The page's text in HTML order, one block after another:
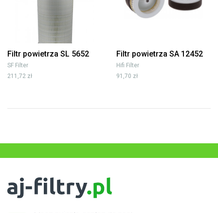
Filtr powietrza SL 5652
SF Filter
211,72 zł
Filtr powietrza SA 12452
Hifi Filter
91,70 zł